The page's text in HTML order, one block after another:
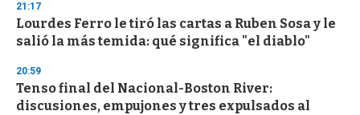
21:17
Lourdes Ferro le tiró las cartas a Ruben Sosa y le
salió la más temida: qué significa "el diablo"
20:59
Tenso final del Nacional-Boston River:
discusiones, empujones y tres expulsados al